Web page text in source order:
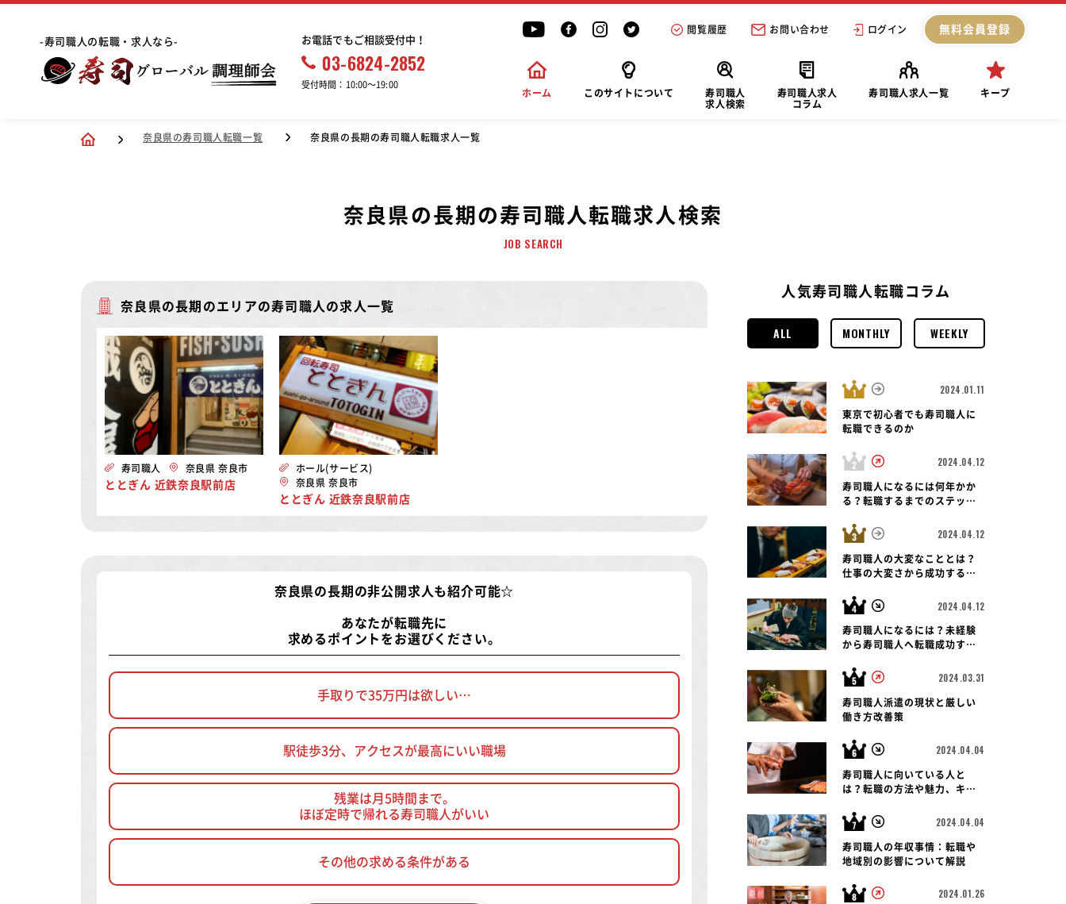
-寿司職人の転職・求人なら- お電話でもご相談受付中！
03-6824-2852
受付時間：10:00〜19:00
閲覧履歴 お問い合わせ ログイン 無料会員登録
ホーム このサイトについて
寿司職人
求人検索
寿司職人求人
コラム
寿司職人求人一覧 キープ
奈良県の寿司職人転職一覧 奈良県の長期の寿司職人転職求人一覧
奈良県の長期の寿司職人転職求人検索
JOB SEARCH
奈良県の長期のエリアの寿司職人の求人一覧
寿司職人 奈良県 奈良市
ととぎん 近鉄奈良駅前店
ホール(サービス)
奈良県 奈良市
ととぎん 近鉄奈良駅前店
奈良県の長期の非公開求人 も紹介可能☆
あなたが転職先に
求めるポイントをお選びください。
手取りで35万円は欲しい…
駅徒歩3分、アクセスが最高にいい職場
残業は月5時間まで。
ほぼ定時で帰れる寿司職人がいい
その他の求める条件がある
人気寿司職人転職コラム
ALL MONTHLY WEEKLY
2024.01.11
東京で初心者でも寿司職人に
転職できるのか
2024.04.12
寿司職人になるには何年かか
る？転職するまでのステップ
2024.04.12
寿司職人の大変なこととは？
仕事の大変さから成功する転
2024.04.12
寿司職人になるには？未経験
から寿司職人へ転職成功する
2024.03.31
寿司職人派遣の現状と厳しい
働き方改善策
2024.04.04
寿司職人に向いている人と
は？転職の方法や魅力、キャ
説！
2024.04.04
寿司職人の年収事情：転職や
地域別の影響について解説
2024.01.26